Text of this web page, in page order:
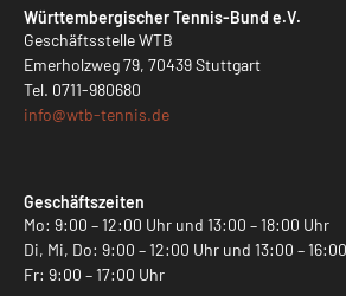
Württembergischer Tennis-Bund e.V.
Geschäftsstelle WTB
Emerholzweg 79, 70439 Stuttgart
Tel. 0711-980680
info@wtb-tennis.de
Geschäftszeiten
Mo: 9:00 – 12:00 Uhr und 13:00 – 18:00 Uhr
Di, Mi, Do: 9:00 – 12:00 Uhr und 13:00 –
Fr: 9:00 – 17:00 Uhr